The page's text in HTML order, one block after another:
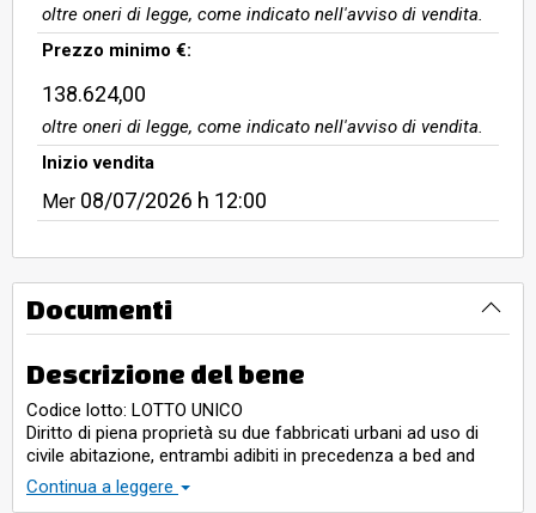
oltre oneri di legge, come indicato nell'avviso di vendita.
Prezzo minimo €:
138.624,00
oltre oneri di legge, come indicato nell'avviso di vendita.
Inizio vendita
Mer 08/07/2026 h 12:00
Documenti
Descrizione del bene
Codice lotto: LOTTO UNICO
Diritto di piena proprietà su due fabbricati urbani ad uso di
civile abitazione, entrambi adibiti in precedenza a bed and
breakfast, con annesso relativo resede e terreno
pertinenziale.
Continua a leggere